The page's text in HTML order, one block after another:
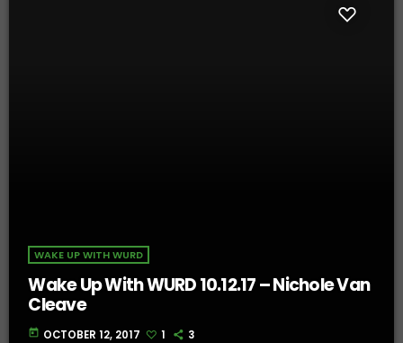
WAKE UP WITH WURD
Wake Up With WURD 10.12.17 – Nichole Van
Cleave
today OCTOBER 12, 2017 1 3